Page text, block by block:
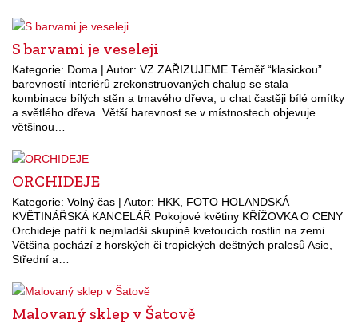
S barvami je veseleji
Kategorie: Doma | Autor: VZ ZAŘIZUJEME Téměř “klasickou”
barevností interiérů zrekonstruovaných chalup se stala
kombinace bílých stěn a tmavého dřeva, u chat častěji bílé omítky
a světlého dřeva. Větší barevnost se v místnostech objevuje
většinou…
ORCHIDEJE
Kategorie: Volný čas | Autor: HKK, FOTO HOLANDSKÁ
KVĚTINÁŘSKÁ KANCELÁŘ Pokojové květiny KŘÍŽOVKA O CENY
Orchideje patří k nejmladší skupině kvetoucích rostlin na zemi.
Většina pochází z horských či tropických deštných pralesů Asie,
Střední a…
Malovaný sklep v Šatově